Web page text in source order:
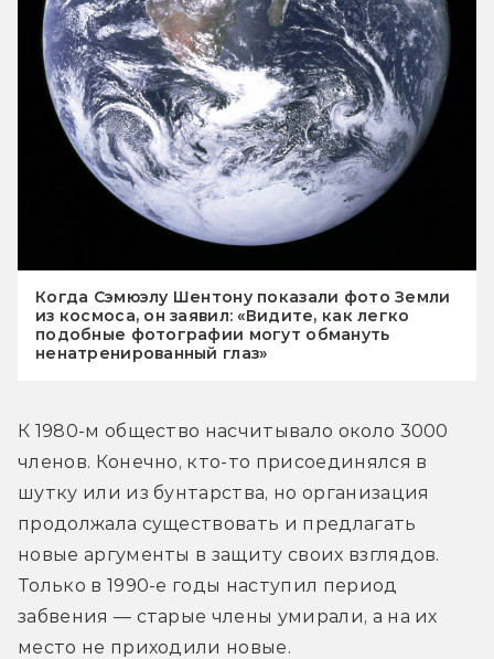
Когда Сэмюэлу Шентону показали фото Земли
из космоса, он заявил: «Видите, как легко
подобные фотографии могут обмануть
ненатренированный глаз»
К 1980-м общество насчитывало около 3000
членов. Конечно, кто-то присоединялся в
шутку или из бунтарства, но организация
продолжала существовать и предлагать
новые аргументы в защиту своих взглядов.
Только в 1990-е годы наступил период
забвения — старые члены умирали, а на их
место не приходили новые.